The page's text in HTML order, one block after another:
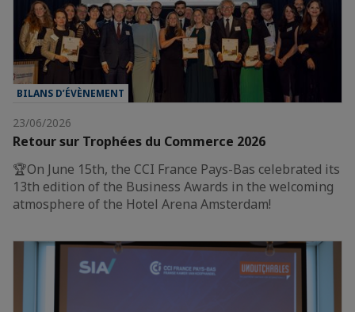
BILANS D’ÉVÈNEMENT
23/06/2026
Retour sur Trophées du Commerce 2026
🏆On June 15th, the CCI France Pays-Bas celebrated its
13th edition of the Business Awards in the welcoming
atmosphere of the Hotel Arena Amsterdam!